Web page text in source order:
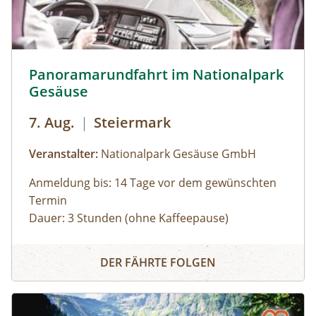
Uhr): Erwachsene: € 7,00Kinder und Jugendliche
bis 15 Jahre: € 5,00Familienkarte (max. 4
Personen): € 12,00
Panoramarundfahrt im Nationalpark
Gesäuse
7. Aug. | Steiermark
Veranstalter: Nationalpark Gesäuse GmbH
Anmeldung bis: 14 Tage vor dem gewünschten
Termin
Dauer: 3 Stunden (ohne Kaffeepause)
Gesäuse mit Nationalpark Ranger:in – wilde
Natur und besondere Orte.
Bus muss gestellt werden. Auf Wunsch ist eine
Panoramarundfahrt im Nationalpark Gesäuse
DER FÄHRTE FOLGEN